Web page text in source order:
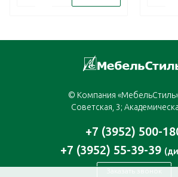
© Компания
Советская, 3;
+7 (3952) 500-
+7 (3952) 55-39-39
Заказать звонок